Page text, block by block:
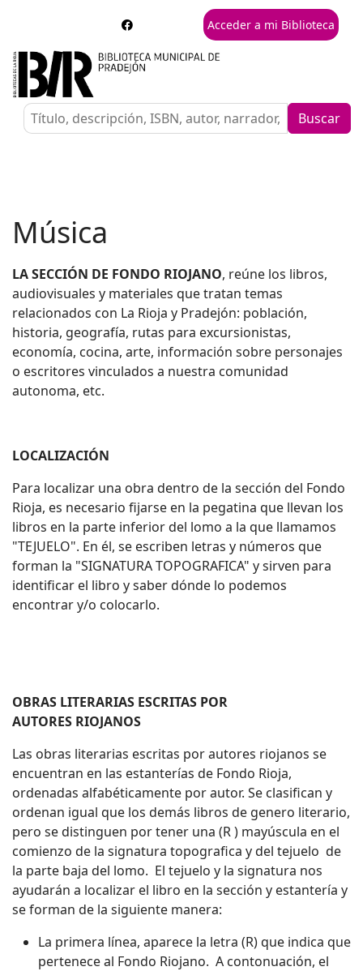
Acceder a mi Biblioteca
Buscar
Música
LA SECCIÓN DE FONDO RIOJANO, reúne los libros,
audiovisuales y materiales que tratan temas
relacionados con La Rioja y Pradejón: población,
historia, geografía, rutas para excursionistas,
economía, cocina, arte, información sobre personajes
o escritores vinculados a nuestra comunidad
autonoma, etc.
LOCALIZACIÓN
Para localizar una obra dentro de la sección del Fondo
Rioja, es necesario fijarse en la pegatina que llevan los
libros en la parte inferior del lomo a la que llamamos
"TEJUELO". En él, se escriben letras y números que
forman la "SIGNATURA TOPOGRAFICA" y sirven para
identificar el libro y saber dónde lo podemos
encontrar y/o colocarlo.
OBRAS LITERARIAS ESCRITAS POR
AUTORES RIOJANOS
Las obras literarias escritas por autores riojanos se
encuentran en las estanterías de Fondo Rioja,
ordenadas alfabéticamente por autor. Se clasifican y
ordenan igual que los demás libros de genero literario,
pero se distinguen por tener una (R ) mayúscula en el
comienzo de la signatura topografica y del tejuelo de
la parte baja del lomo. El tejuelo y la signatura nos
ayudarán a localizar el libro en la sección y estantería y
se forman de la siguiente manera:
La primera línea, aparece la letra (R) que indica que
pertenece al Fondo Riojano. A contonuación, el